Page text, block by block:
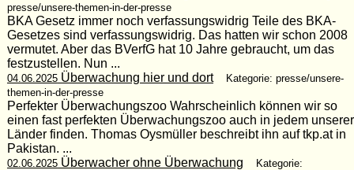
presse/unsere-themen-in-der-presse
BKA Gesetz immer noch verfassungswidrig Teile des BKA-
Gesetzes sind verfassungswidrig. Das hatten wir schon 2008
vermutet. Aber das BVerfG hat 10 Jahre gebraucht, um das
festzustellen. Nun ...
04.06.2025Überwachung hier und dort
Kategorie: presse/unsere-
themen-in-der-presse
Perfekter Überwachungszoo Wahrscheinlich können wir so
einen fast perfekten Überwachungszoo auch in jedem unserer
Länder finden. Thomas Oysmüller beschreibt ihn auf tkp.at in
Pakistan. ...
02.06.2025Überwacher ohne Überwachung
Kategorie: